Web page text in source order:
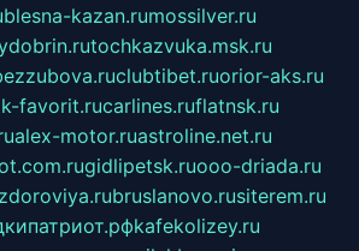
blesna-kazan.rumossilver.ru
tochkazvuka.msk.ru
clubtibet.ruorior-aks.ru
favorit.rucarlines.ruflatnsk.ru
alex-motor.ruastroline.net.ru
gidlipetsk.ruooo-driada.ru
bruslanovo.rusiterem.ru
kafekolizey.ru